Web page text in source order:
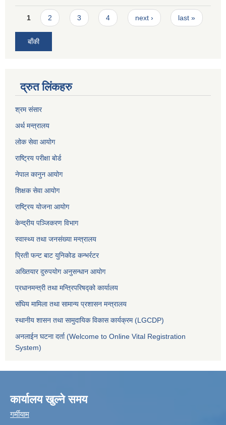
Pages
1 2 3 4 next › last »
बाँकी
द्रुत लिंकहरु
श्रम संसार
अर्थ मन्त्रालय
लोक सेवा आयोग
राष्ट्रिय परीक्षा बोर्ड
नेपाल कानुन आयोग
शिक्षक सेवा आयोग
राष्ट्रिय योजना आयोग
केन्द्रीय पञ्जिकरण विभाग
स्वास्थ्य तथा जनसंख्या मन्त्रालय
प्रिती फन्ट बाट युनिकोड कन्भर्रटर
अख्तियार दुरुपयोग अनुसन्धान आयोग
प्रधानमन्त्री तथा मन्त्रिपरिषद्को कार्यालय
संघिय मामिला तथा सामान्य प्रशासन मन्त्रालय
स्थानीय शासन तथा सामुदायिक विकास कार्यक्रम (LGCDP)
अनलाईन घटना दर्ता (Welcome to Online Vital Registration
System)
कार्यालय खुल्ने समय
गर्मीयाम